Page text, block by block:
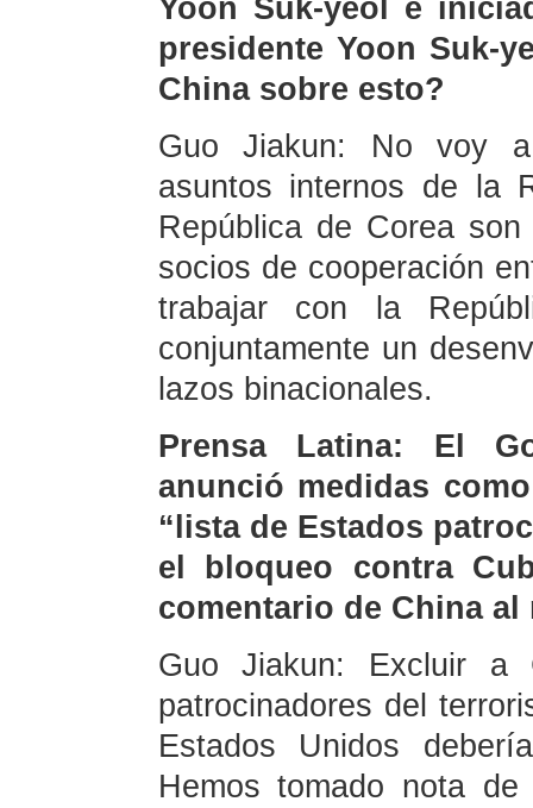
Yoon Suk-yeol e
presidente Yoon Suk-
China sobre esto?
Guo Jiakun: No voy
asuntos internos de la
República de Corea
socios de cooperación
trabajar con la
conjuntamente un
lazos binacionales.
Prensa Latina: El
anunció medidas
“lista de Estados
el bloqueo contra
comentario de China al
Guo Jiakun: Excluir a
patrocinadores del
Estados Unidos
Hemos tomado nota